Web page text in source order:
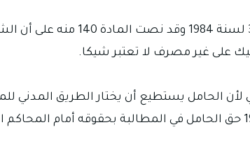
الصك في الاستعمال العراقي هو الشيك في
على غير مصرف لا تعتبر شيكا.
الحامل يستطيع أن يختار الطريق المدني